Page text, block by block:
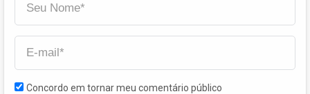
Concordo em tornar meu comentário público